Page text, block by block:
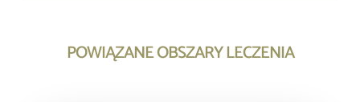
POWIĄZANE OBSZARY LECZENIA